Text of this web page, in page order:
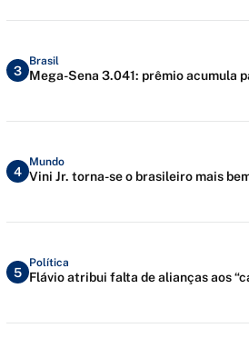
3
Brasil
Mega-Sena 3.041: prêmio acumula
4
Mundo
Vini Jr. torna-se o brasileiro mais
5
Política
Flávio atribui falta de alianças aos